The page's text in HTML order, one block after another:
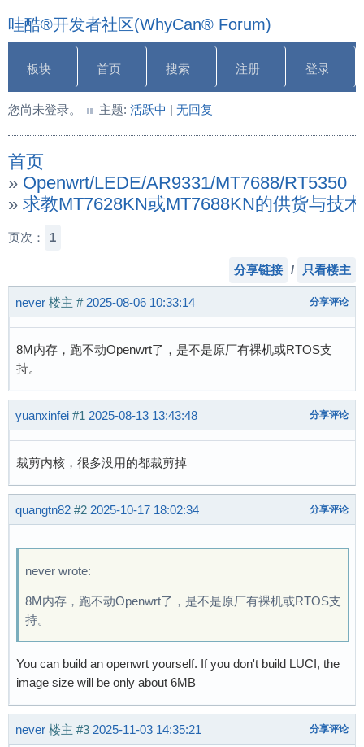
哇酷®开发者社区(WhyCan® Forum)
板块 首页 搜索 注册 登录
您尚未登录。 主题: 活跃中 | 无回复
首页
» Openwrt/LEDE/AR9331/MT7688/RT5350
» 求教MT7628KN或MT7688KN的供货与技
页次： 1
分享链接 / 只看楼主
never 楼主 # 2025-08-06 10:33:14 分享评论
8M内存，跑不动Openwrt了，是不是原厂有裸机或RTOS支
持。
yuanxinfei #1 2025-08-13 13:43:48 分享评论
裁剪内核，很多没用的都裁剪掉
quangtn82 #2 2025-10-17 18:02:34 分享评论
never wrote:
8M内存，跑不动Openwrt了，是不是原厂有裸机或RTOS支
持。
You can build an openwrt yourself. If you don't build LUCI, the
image size will be only about 6MB
never 楼主 #3 2025-11-03 14:35:21 分享评论